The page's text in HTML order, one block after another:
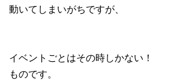
動いてしまいがちですが、
イベントごとはその時しかない！
ものです。